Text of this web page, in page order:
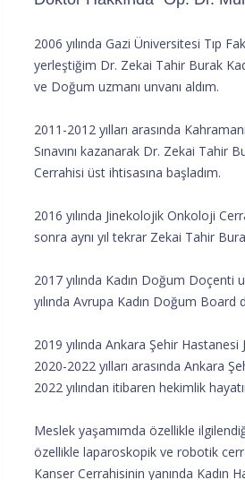
2006 yılında Gazi Üniversitesi Tıp
yerleştiğim Dr. Zekai Tahir Burak
ve Doğum uzmanı unvanı aldım.
2011-2012 yılları arasında
Sınavını kazanarak Dr. Zekai Tahir
Cerrahisi üst ihtisasına başladım.
2016 yılında Jinekolojik Onkoloji
sonra aynı yıl tekrar Zekai Tahir
2017 yılında Kadın Doğum Doçenti
yılında Avrupa Kadın Doğum Board
2019 yılında Ankara Şehir
2020-2022 yılları arasında Ankara
2022 yılından itibaren hekimlik
Meslek yaşamımda özellikle
özellikle laparoskopik ve robotik
Kanser Cerrahisinin yanında Kadın